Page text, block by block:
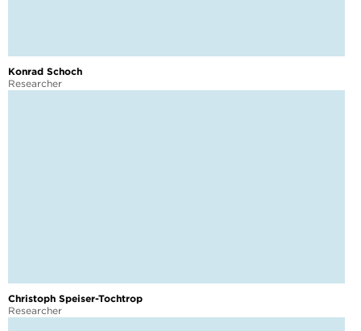
Konrad Schoch
Researcher
Christoph Speiser-Tochtrop
Researcher